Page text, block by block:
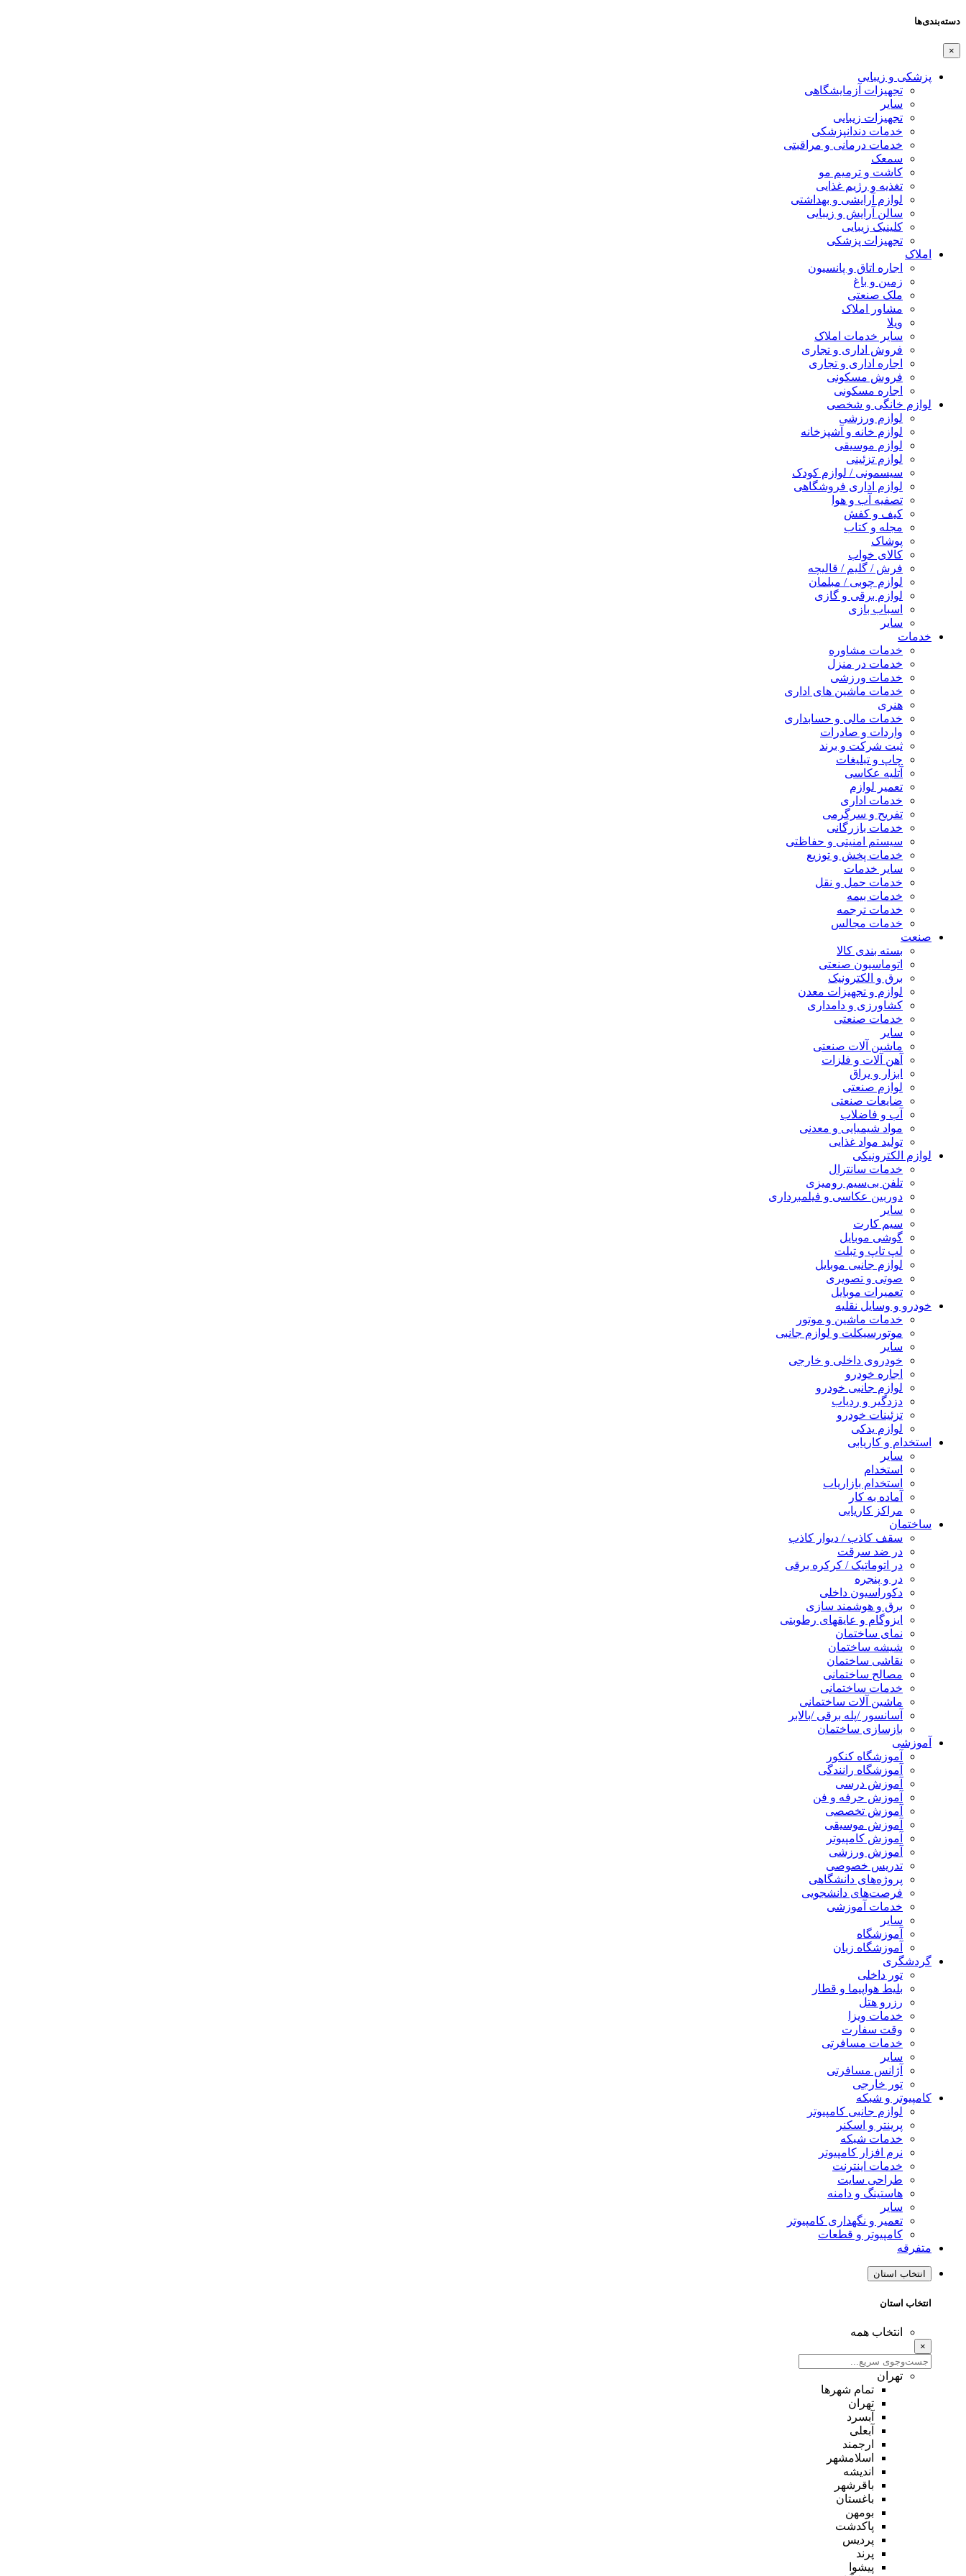
دسته‌بندی‌ها
×
پزشکی و زیبایی
تجهیزات آزمایشگاهی
سایر
تجهیزات زیبایی
خدمات دندانپزشکی
خدمات درمانی و مراقبتی
سمعک
کاشت و ترمیم مو
تغذیه و رژیم غذایی
لوازم آرایشی و بهداشتی
سالن آرایش و زیبایی
کلینیک زیبایی
تجهیزات پزشکی
املاک
اجاره اتاق و پانسیون
زمین و باغ
ملک صنعتی
مشاور املاک
ویلا
سایر خدمات املاک
فروش اداری و تجاری
اجاره اداری و تجاری
فروش مسکونی
اجاره مسکونی
لوازم خانگی و شخصی
لوازم ورزشی
لوازم خانه و آشپزخانه
لوازم موسیقی
لوازم تزئینی
سیسمونی / لوازم کودک
لوازم اداری فروشگاهی
تصفیه آب و هوا
کیف و کفش
مجله و کتاب
پوشاک
کالای خواب
فرش / گلیم / قالیچه
لوازم چوبی / مبلمان
لوازم برقی و گازی
اسباب بازی
سایر
خدمات
خدمات مشاوره
خدمات در منزل
خدمات ورزشی
خدمات ماشین های اداری
هنری
خدمات مالی و حسابداری
واردات و صادرات
ثبت شرکت و برند
چاپ و تبلیغات
آتلیه عکاسی
تعمیر لوازم
خدمات اداری
تفریح و سرگرمی
خدمات بازرگانی
سیستم امنیتی و حفاظتی
خدمات پخش و توزیع
سایر خدمات
خدمات حمل و نقل
خدمات بیمه
خدمات ترجمه
خدمات مجالس
صنعت
بسته بندی کالا
اتوماسیون صنعتی
برق و الکترونیک
لوازم و تجهیزات معدن
کشاورزی و دامداری
خدمات صنعتی
سایر
ماشین آلات صنعتی
آهن آلات و فلزات
ابزار و یراق
لوازم صنعتی
ضایعات صنعتی
آب و فاضلاب
مواد شیمیایی و معدنی
تولید مواد غذایی
لوازم الکترونیکی
خدمات سانترال
تلفن بی‌سیم رومیزی
دوربین عکاسی و فیلمبرداری
سایر
سیم کارت
گوشی موبایل
لپ تاپ و تبلت
لوازم جانبی موبایل
صوتی و تصویری
تعمیرات موبایل
خودرو و وسایل نقلیه
خدمات ماشین و موتور
موتورسیکلت و لوازم جانبی
سایر
خودروی داخلی و خارجی
اجاره خودرو
لوازم جانبی خودرو
دزدگیر و ردیاب
تزئینات خودرو
لوازم یدکی
استخدام و کاریابی
سایر
استخدام
استخدام بازاریاب
آماده به کار
مراکز کاریابی
ساختمان
سقف کاذب / دیوار کاذب
در ضد سرقت
در اتوماتیک / کرکره برقی
در و پنجره
دکوراسیون داخلی
برق و هوشمند سازی
ایزوگام و عایقهای رطوبتی
نمای ساختمان
شیشه ساختمان
نقاشی ساختمان
مصالح ساختمانی
خدمات ساختمانی
ماشین آلات ساختمانی
آسانسور /پله برقی /بالابر
بازسازی ساختمان
آموزشی
آموزشگاه کنکور
آموزشگاه رانندگی
آموزش درسی
آموزش حرفه و فن
آموزش تخصصی
آموزش موسیقی
آموزش کامپیوتر
آموزش ورزشی
تدریس خصوصی
پروژه‌های دانشگاهی
فرصت‌های دانشجویی
خدمات آموزشی
سایر
آموزشگاه
آموزشگاه زبان
گردشگری
تور داخلی
بلیط هواپیما و قطار
رزرو هتل
خدمات ویزا
وقت سفارت
خدمات مسافرتی
سایر
آژانس مسافرتی
تور خارجی
کامپیوتر و شبکه
لوازم جانبی کامپیوتر
پرینتر و اسکنر
خدمات شبکه
نرم افزار کامپیوتر
خدمات اینترنت
طراحی سایت
هاستینگ و دامنه
سایر
تعمیر و نگهداری کامپیوتر
کامپیوتر و قطعات
متفرقه
انتخاب استان
انتخاب استان
انتخاب همه
×
تهران
تمام شهر‌ها
تهران
آبسرد
آبعلی
ارجمند
اسلامشهر
اندیشه
باقرشهر
باغستان
بومهن
پاکدشت
پردیس
پرند
پیشوا